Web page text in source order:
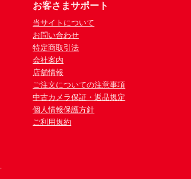
お客さまサポート
当サイトについて
お問い合わせ
特定商取引法
会社案内
店舗情報
ご注文についての注意事項
中古カメラ保証・返品規定
個人情報保護方針
ご利用規約